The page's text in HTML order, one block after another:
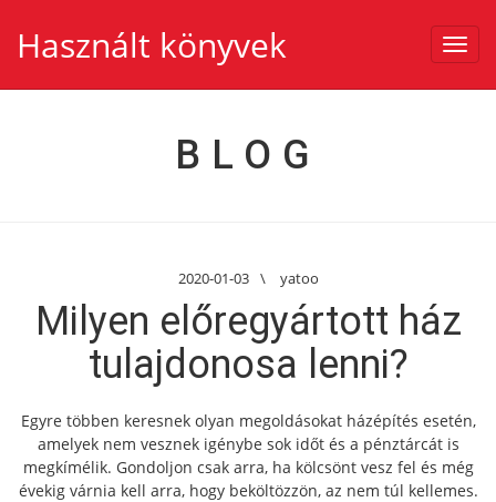
Használt könyvek
BLOG
2020-01-03 \ yatoo
Milyen előregyártott ház
tulajdonosa lenni?
Egyre többen keresnek olyan megoldásokat házépítés esetén,
amelyek nem vesznek igénybe sok időt és a pénztárcát is
megkímélik. Gondoljon csak arra, ha kölcsönt vesz fel és még
évekig várnia kell arra, hogy beköltözzön, az nem túl kellemes.